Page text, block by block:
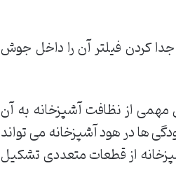
کردن فیلتر آن را داخل جوش
از نظافت آشپزخانه به آن
ها در هود آشپزخانه می تواند
از قطعات متعددی تشکیل